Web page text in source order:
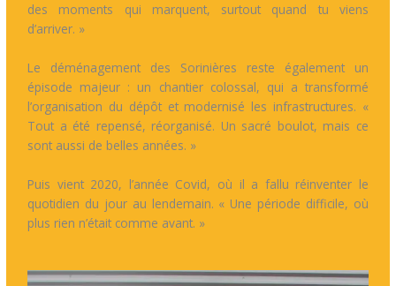
des moments qui marquent, surtout quand tu viens
d’arriver. »
Le déménagement des Sorinières reste également un
épisode majeur : un chantier colossal, qui a transformé
l’organisation du dépôt et modernisé les infrastructures. «
Tout a été repensé, réorganisé. Un sacré boulot, mais ce
sont aussi de belles années. »
Puis vient 2020, l’année Covid, où il a fallu réinventer le
quotidien du jour au lendemain. « Une période difficile, où
plus rien n’était comme avant. »